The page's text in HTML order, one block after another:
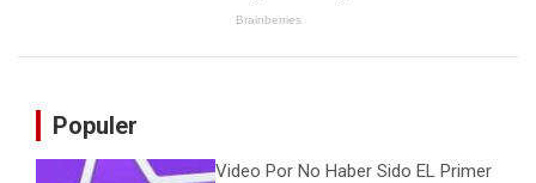
Populer
Video Por No Haber Sido EL Primer